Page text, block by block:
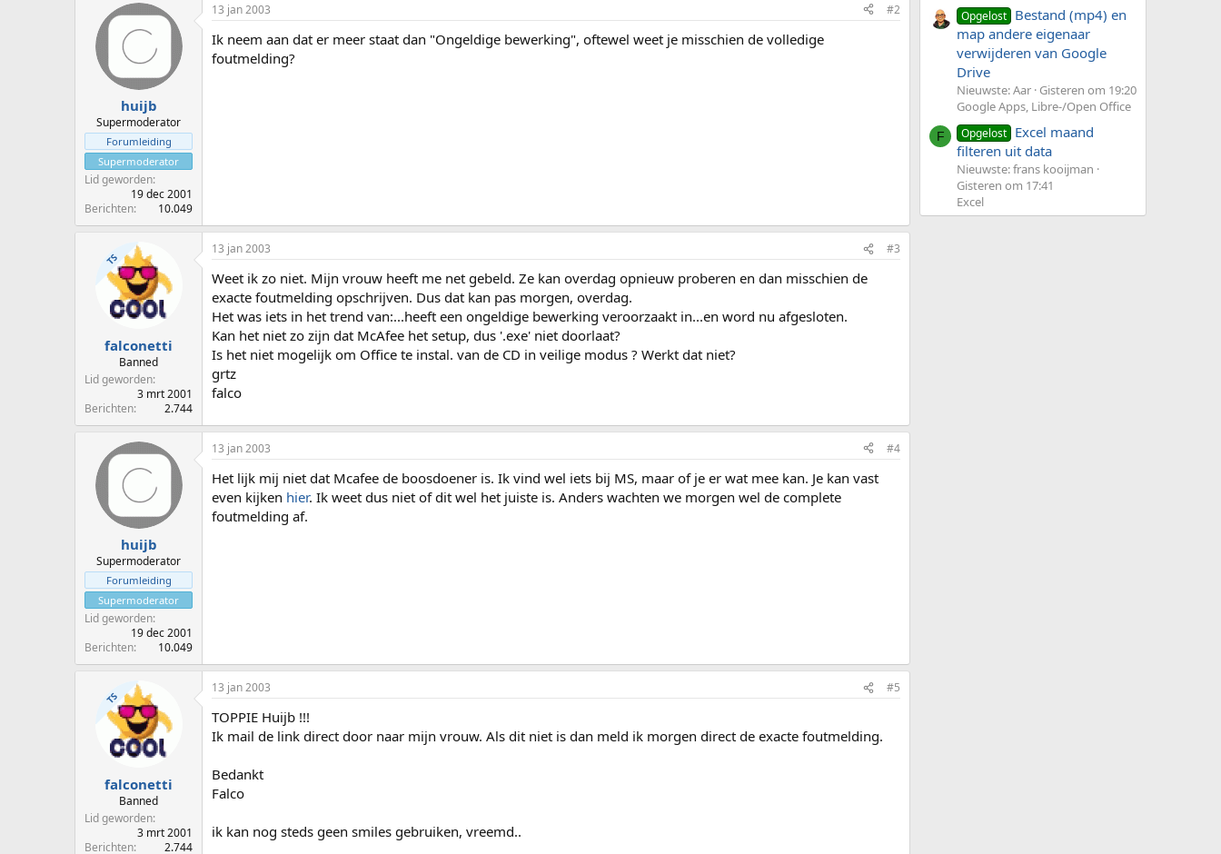
huijb
Supermoderator
Forumleiding
Supermoderator
Lid geworden
19 dec 2001
Berichten
10.049
13 jan 2003 #2
Ik neem aan dat er meer staat dan "Ongeldige bewerking", oftewel weet je misschien de volledige
foutmelding?
TS
falconetti
Banned
Lid geworden
3 mrt 2001
Berichten
2.744
13 jan 2003 #3
Weet ik zo niet. Mijn vrouw heeft me net gebeld. Ze kan overdag opnieuw proberen en dan misschien de
exacte foutmelding opschrijven. Dus dat kan pas morgen, overdag.
Het was iets in het trend van:...heeft een ongeldige bewerking veroorzaakt in...en word nu afgesloten.
Kan het niet zo zijn dat McAfee het setup, dus '.exe' niet doorlaat?
Is het niet mogelijk om Office te instal. van de CD in veilige modus ? Werkt dat niet?
grtz
falco
huijb
Supermoderator
Forumleiding
Supermoderator
Lid geworden
19 dec 2001
Berichten
10.049
13 jan 2003 #4
Het lijk mij niet dat Mcafee de boosdoener is. Ik vind wel iets bij MS, maar of je er wat mee kan. Je kan vast
even kijken hier. Ik weet dus niet of dit wel het juiste is. Anders wachten we morgen wel de complete
foutmelding af.
TS
falconetti
Banned
Lid geworden
3 mrt 2001
Berichten
2.744
13 jan 2003 #5
TOPPIE Huijb !!!
Ik mail de link direct door naar mijn vrouw. Als dit niet is dan meld ik morgen direct de exacte foutmelding.
Bedankt
Falco
ik kan nog steds geen smiles gebruiken, vreemd..
Opgelost Bestand (mp4) en
map andere eigenaar
verwijderen van Google
Drive
Nieuwste: Aar Gisteren om 19:20
Google Apps, Libre-/Open Office
F Opgelost Excel maand
filteren uit data
Nieuwste: frans kooijman
Gisteren om 17:41
Excel